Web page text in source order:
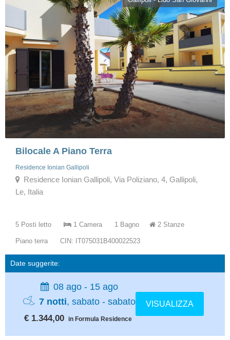
Bilocale A Piano Terra
Residence Ionian Gallipoli
Residence Ionian Gallipoli, Via Poliziano, 4, Gallipoli,
Le, Italia
5 Posti letto 1 Camera 1 Bagno 2 Stanze
Piano terra CIN: IT075031B400022523
Date suggerite:
08 ago - 15 ago
7 notti, sabato - sabato
€ 1.344,00 in Formula Residence
VISUALIZZA